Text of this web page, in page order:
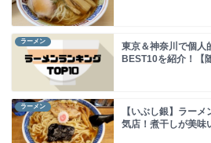
ラーメン
東京＆神奈川で個人
BEST10を紹介！【
ラーメン
【いぶし銀】ラー
気店！煮干しが美味